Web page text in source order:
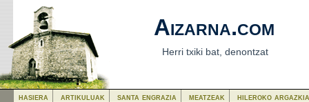
Aizarna.com
Herri txiki bat, denontzat
hasiera artikuluak santa engrazia meatzeak hileroko